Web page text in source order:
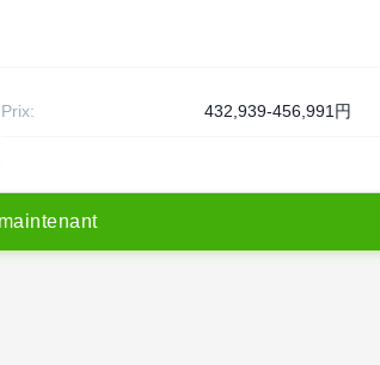
Prix: 432,939-456,991円
maintenant